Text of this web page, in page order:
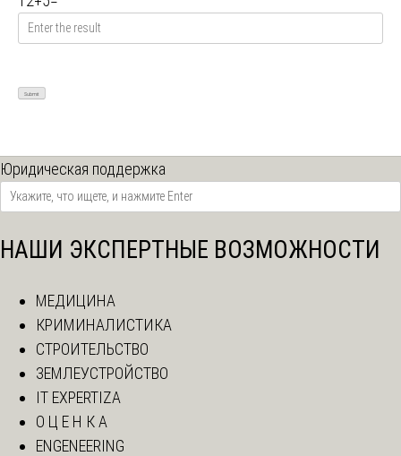
Юридическая поддержка
НАШИ ЭКСПЕРТНЫЕ ВОЗМОЖНОСТИ
МЕДИЦИНА
КРИМИНАЛИСТИКА
СТРОИТЕЛЬСТВО
ЗЕМЛЕУСТРОЙСТВО
IT EXPERTIZA
О Ц Е Н К А
ENGENEERING